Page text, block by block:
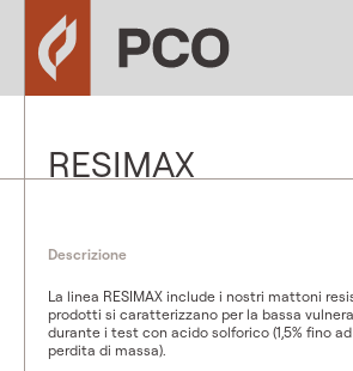
RESIMAX
Descrizione
La linea RESIMAX include i nostri mattoni
prodotti si caratterizzano per la bassa
durante i test con acido solforico (1,5% fino
perdita di massa).